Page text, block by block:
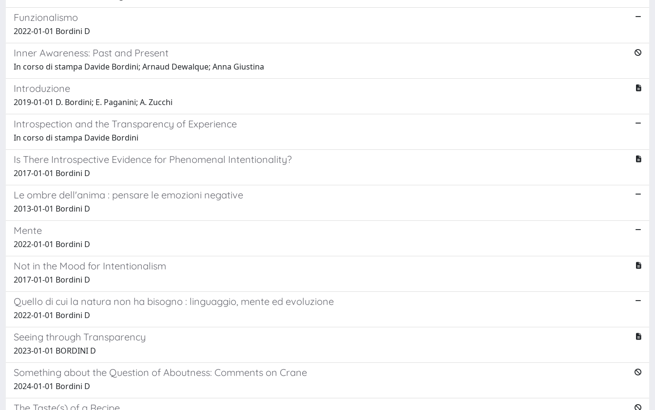
Funzionalismo
2022-01-01 Bordini D
Inner Awareness: Past and Present
In corso di stampa Davide Bordini; Arnaud Dewalque; Anna Giustina
Introduzione
2019-01-01 D. Bordini; E. Paganini; A. Zucchi
Introspection and the Transparency of Experience
In corso di stampa Davide Bordini
Is There Introspective Evidence for Phenomenal Intentionality?
2017-01-01 Bordini D
Le ombre dell'anima : pensare le emozioni negative
2013-01-01 Bordini D
Mente
2022-01-01 Bordini D
Not in the Mood for Intentionalism
2017-01-01 Bordini D
Quello di cui la natura non ha bisogno : linguaggio, mente ed evoluzione
2022-01-01 Bordini D
Seeing through Transparency
2023-01-01 BORDINI D
Something about the Question of Aboutness: Comments on Crane
2024-01-01 Bordini D